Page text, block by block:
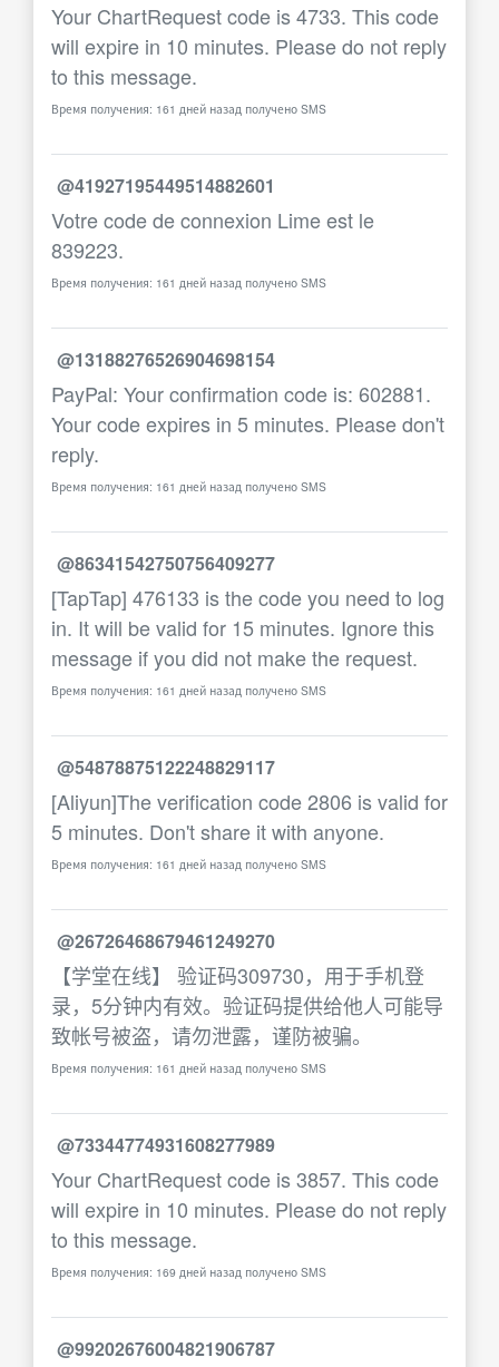
Your ChartRequest code is 4733. This code
will expire in 10 minutes. Please do not reply
to this message.
Время получения: 161 дней назад получено SMS
@41927195449514882601
Votre code de connexion Lime est le
839223.
Время получения: 161 дней назад получено SMS
@13188276526904698154
PayPal: Your confirmation code is: 602881.
Your code expires in 5 minutes. Please don't
reply.
Время получения: 161 дней назад получено SMS
@86341542750756409277
[TapTap] 476133 is the code you need to log
in. It will be valid for 15 minutes. Ignore this
message if you did not make the request.
Время получения: 161 дней назад получено SMS
@54878875122248829117
[Aliyun]The verification code 2806 is valid for
5 minutes. Don't share it with anyone.
Время получения: 161 дней назад получено SMS
@26726468679461249270
【学堂在线】 验证码309730，用于手机登
录，5分钟内有效。验证码提供给他人可能导
致帐号被盗，请勿泄露，谨防被骗。
Время получения: 161 дней назад получено SMS
@73344774931608277989
Your ChartRequest code is 3857. This code
will expire in 10 minutes. Please do not reply
to this message.
Время получения: 169 дней назад получено SMS
@99202676004821906787